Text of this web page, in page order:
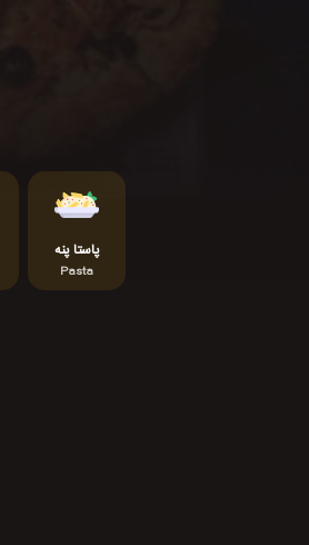
پاستا پنه
Pasta